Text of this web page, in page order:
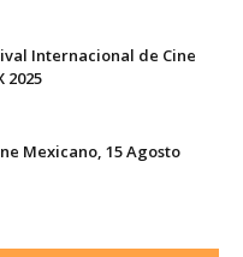
Internacional de Cine
2025
Mexicano, 15 Agosto